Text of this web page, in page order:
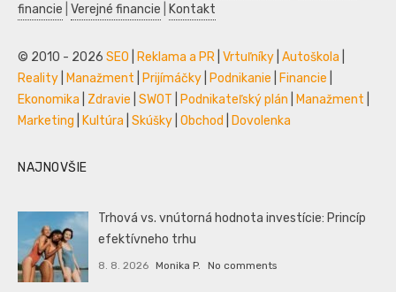
financie Verejné financie Kontakt
© 2010 - 2026 SEO Reklama a PR Vrtuľníky Autoškola
Reality
Manažment Prijímáčky Podnikanie Financie
Ekonomika
Zdravie SWOT Podnikateľský plán Manažment
Marketing
Kultúra Skúšky Obchod Dovolenka
NAJNOVŠIE
Trhová vs. vnútorná hodnota investície: Princíp
efektívneho trhu
8. 8. 2026 Monika P. No comments